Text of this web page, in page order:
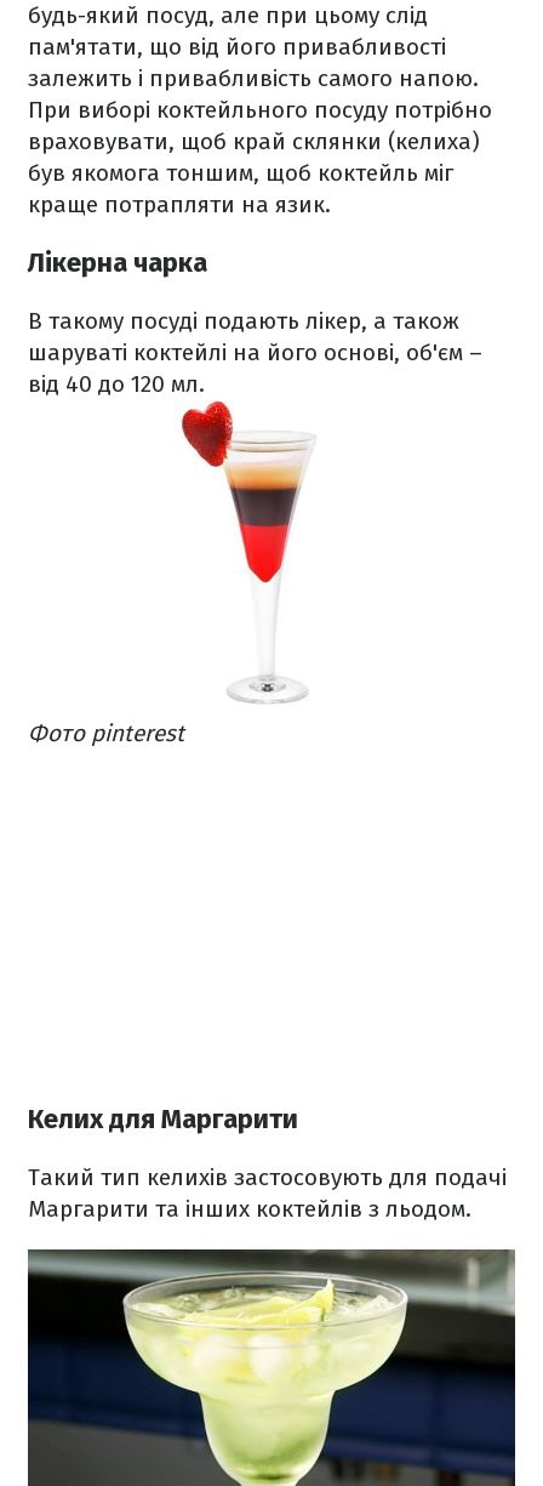
будь-який посуд, але при цьому слід
пам'ятати, що від його привабливості
залежить і привабливість самого напою.
При виборі коктейльного посуду потрібно
враховувати, щоб край склянки (келиха)
був якомога тоншим, щоб коктейль міг
краще потрапляти на язик.
Лікерна чарка
В такому посуді подають лікер, а також
шаруваті коктейлі на його основі, об'єм –
від 40 до 120 мл.
Фото pinterest
Келих для Маргарити
Такий тип келихів застосовують для подачі
Маргарити та інших коктейлів з льодом.